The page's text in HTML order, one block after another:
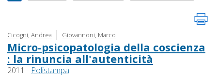
Cicogni, Andrea | Giovannoni, Marco
Micro-psicopatologia della coscienza
: la rinuncia all'autenticità
2011 - Polistampa